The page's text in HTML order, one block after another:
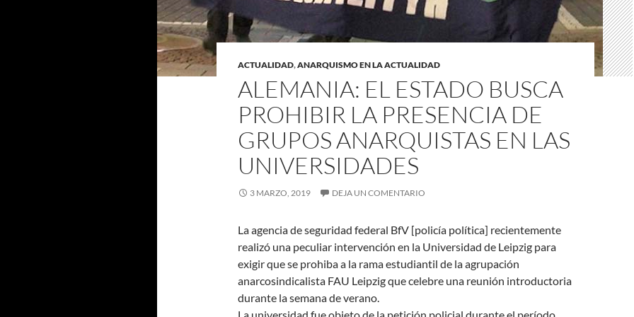
ACTUALIDAD,ANARQUISMO EN LA ACTUALIDAD
ALEMANIA: EL ESTADO BUSCA
PROHIBIR LA PRESENCIA DE
GRUPOS ANARQUISTAS EN LAS
UNIVERSIDADES
3 MARZO, 2019 DEJA UN COMENTARIO
La agencia de seguridad federal BfV [policía política] recientemente
realizó una peculiar intervención en la Universidad de Leipzig para
exigir que se prohiba a la rama estudiantil de la agrupación
anarcosindicalista FAU Leipzig que celebre una reunión introductoria
durante la semana de verano.